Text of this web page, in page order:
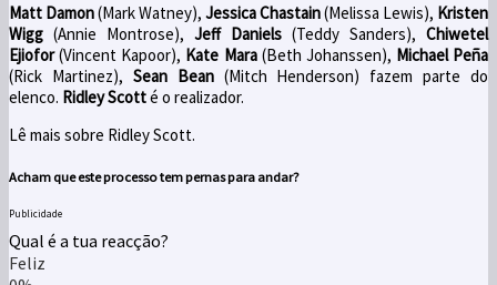
Matt Damon(Mark Watney), Jessica Chastain(Melissa Lewis), Kristen
Wigg (Annie Montrose), Jeff Daniels (Teddy Sanders), Chiwetel
Ejiofor(Vincent Kapoor), Kate Mara(Beth Johanssen), Michael Peña
(Rick Martinez), Sean Bean(Mitch Henderson) fazem parte do
elenco. Ridley Scotté o realizador.
Lê mais sobre Ridley Scott.
Acham que este processo tem pernas para andar?
Publicidade
Qual é a tua reacção?
Feliz